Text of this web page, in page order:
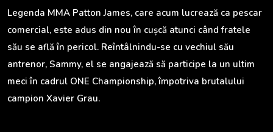
Legenda MMA Patton James, care acum lucrează ca pescar
comercial, este adus din nou în cușcă atunci când fratele
său se află în pericol. Reîntâlnindu-se cu vechiul său
antrenor, Sammy, el se angajează să participe la un ultim
meci în cadrul ONE Championship, împotriva brutalului
campion Xavier Grau.